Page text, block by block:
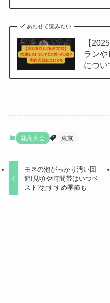
あわせて読みたい
【
ラン
につい
花火大会 東京
モネの池がっかり汚い回
避!見頃や時間帯はいつベ
スト?おすすめ季節も